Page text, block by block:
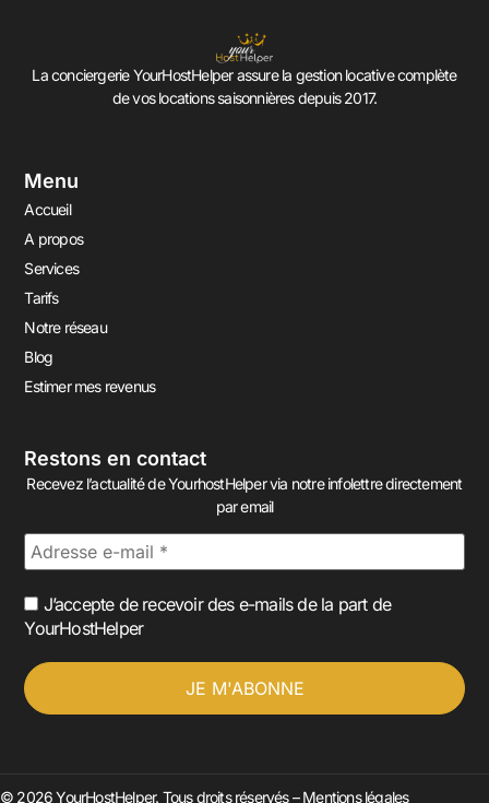
La conciergerie YourHostHelper assure la gestion locative complète
de vos locations saisonnières depuis 2017.
Menu
Accueil
A propos
Services
Tarifs
Notre réseau
Blog
Estimer mes revenus
Restons en contact
Recevez l’actualité de YourhostHelper via notre infolettre directement
par email
J’accepte de recevoir des e-mails de la part de
YourHostHelper
© 2026 YourHostHelper. Tous droits réservés –Mentions légales